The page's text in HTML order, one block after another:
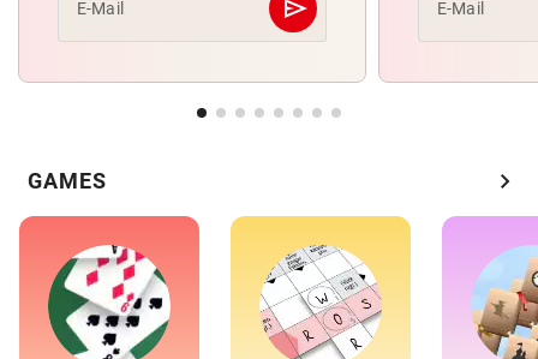
E-Mail send
Abschicken E-Mail
GAMES chevron_right